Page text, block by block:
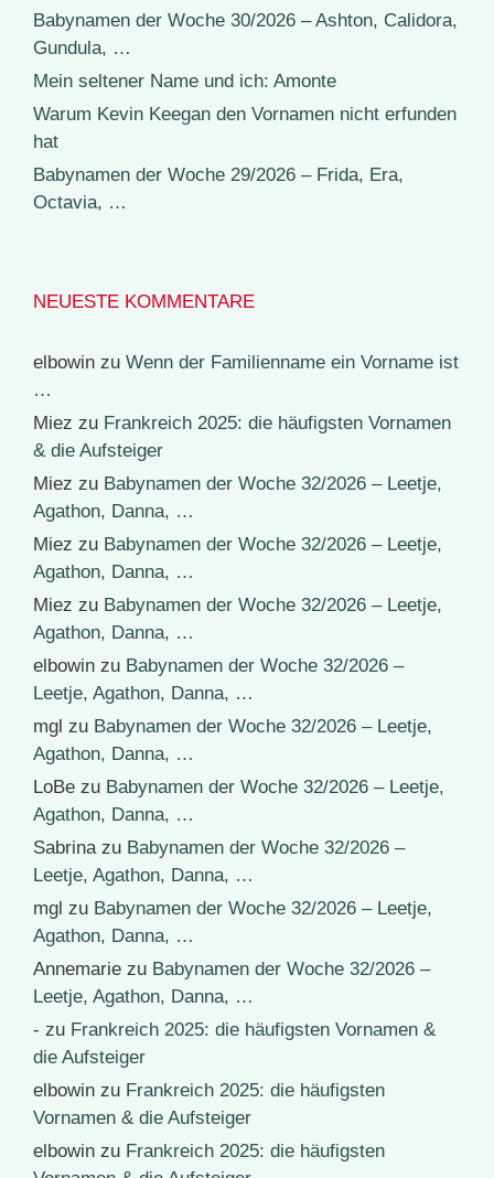
Babynamen der Woche 30/2026 – Ashton, Calidora,
Gundula, …
Mein seltener Name und ich: Amonte
Warum Kevin Keegan den Vornamen nicht erfunden
hat
Babynamen der Woche 29/2026 – Frida, Era,
Octavia, …
NEUESTE KOMMENTARE
elbowin zu Wenn der Familienname ein Vorname ist
…
Miez zu Frankreich 2025: die häufigsten Vornamen
& die Aufsteiger
Miez zu Babynamen der Woche 32/2026 – Leetje,
Agathon, Danna, …
Miez zu Babynamen der Woche 32/2026 – Leetje,
Agathon, Danna, …
Miez zu Babynamen der Woche 32/2026 – Leetje,
Agathon, Danna, …
elbowin zu Babynamen der Woche 32/2026 –
Leetje, Agathon, Danna, …
mgl zu Babynamen der Woche 32/2026 – Leetje,
Agathon, Danna, …
LoBe zu Babynamen der Woche 32/2026 – Leetje,
Agathon, Danna, …
Sabrinazu Babynamen der Woche 32/2026 –
Leetje, Agathon, Danna, …
mgl zu Babynamen der Woche 32/2026 – Leetje,
Agathon, Danna, …
Annemarie zu Babynamen der Woche 32/2026 –
Leetje, Agathon, Danna, …
- zu Frankreich 2025: die häufigsten Vornamen &
die Aufsteiger
elbowin zu Frankreich 2025: die häufigsten
Vornamen & die Aufsteiger
elbowin zu Frankreich 2025: die häufigsten